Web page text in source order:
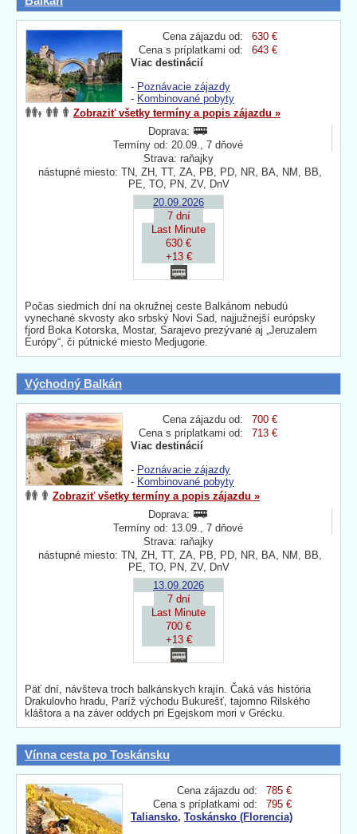
Cena zájazdu od:
630 €
Cena s príplatkami od:
643 €
Viac destinácií
- Poznávacie zájazdy
- Kombinované pobyty
Zobraziť všetky termíny a popis zájazdu »
Doprava:
Termíny od: 20.09., 7 dňové
Strava: raňajky
nástupné miesto: TN, ZH, TT, ZA, PB, PD, NR, BA, NM, BB,
PE, TO, PN, ZV, DnV
20.09.2026
7 dní
Last Minute
630 €
+13 €
Počas siedmich dní na okružnej ceste Balkánom nebudú
vynechané skvosty ako srbský Novi Sad, najjužnejší európsky
fjord Boka Kotorska, Mostar, Sarajevo prezývané aj „Jeruzalem
Európy“, či pútnické miesto Medjugorie.
Východný Balkán
Cena zájazdu od:
700 €
Cena s príplatkami od:
713 €
Viac destinácií
- Poznávacie zájazdy
- Kombinované pobyty
Zobraziť všetky termíny a popis zájazdu »
Doprava:
Termíny od: 13.09., 7 dňové
Strava: raňajky
nástupné miesto: TN, ZH, TT, ZA, PB, PD, NR, BA, NM, BB,
PE, TO, PN, ZV, DnV
13.09.2026
7 dní
Last Minute
700 €
+13 €
Päť dní, návšteva troch balkánskych krajín. Čaká vás história
Drakulovho hradu, Paríž východu Bukurešť, tajomno Rilského
kláštora a na záver oddych pri Egejskom mori v Grécku.
Vínna cesta po Toskánsku
Cena zájazdu od:
785 €
Cena s príplatkami od:
795 €
Taliansko, Toskánsko (Florencia)